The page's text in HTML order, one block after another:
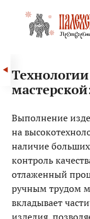
Выполнение
на
наличие
контроль
отлаженный
ручным трудом
вкладывает
изделия,